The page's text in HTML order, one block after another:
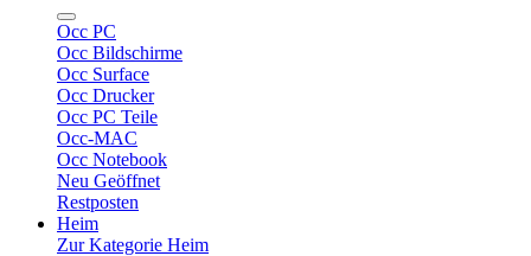
Occ PC
Occ Bildschirme
Occ Surface
Occ Drucker
Occ PC Teile
Occ-MAC
Occ Notebook
Neu Geöffnet
Restposten
Heim
Zur Kategorie Heim